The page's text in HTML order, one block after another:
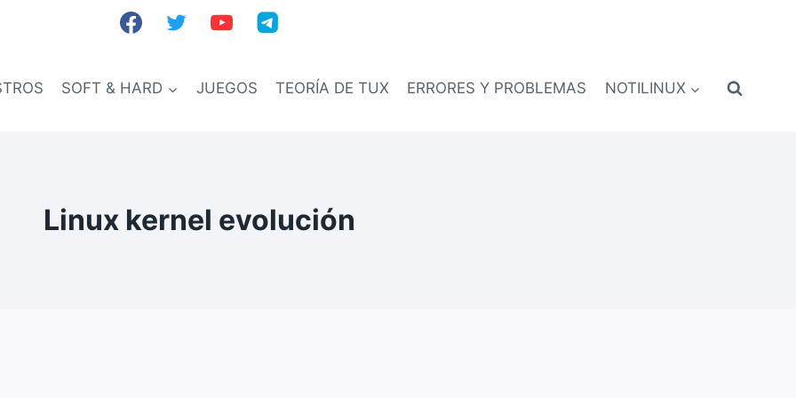
SOFT & HARD JUEGOS TEORÍA DE TUX ERRORES Y PROBLEMAS NOTILINUX
Linux kernel evolución